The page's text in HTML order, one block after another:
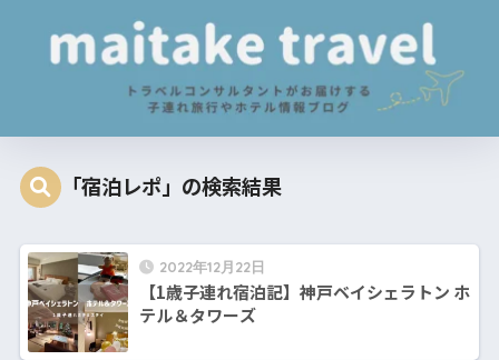
「宿泊レポ」の検索結果
2022年12月22日
【1歳子連れ宿泊記】神戸ベイシェラトン ホ
テル＆タワーズ